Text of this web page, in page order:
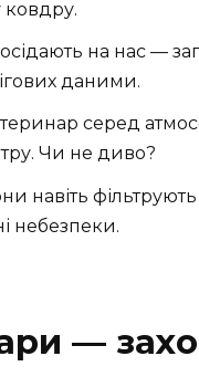
ковдру.
осідають на нас —
даними.
серед
Чи не диво?
навіть
небезпеки.
—